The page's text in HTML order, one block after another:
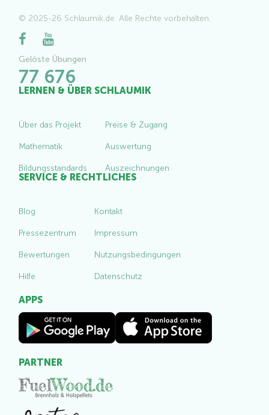
© 2025-26 Schlaumik.de. Alle Rechte vorbehalten.
Gelöste Übungen
77 676
LERNEN & ÜBER SCHLAUMIK
Über das Projekt
Mathematik
Bildungsstandards
Preise & Zugang
Auswertung
Auszeichnungen
SERVICE & RECHTLICHES
Blog
Pressezentrum
Bewertungen
Hilfe
Kontakt
Impressum
Nutzungsbedingungen
Datenschutz
APPS
PARTNER